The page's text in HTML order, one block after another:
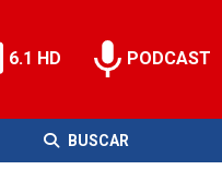
6.1 HD PODCAST
BUSCAR